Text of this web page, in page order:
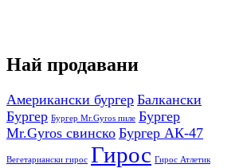
Най продавани
Американски бургер Балкански
Бургер Бургер Mr.Gyros пиле Бургер
Mr.Gyros свинско Бургер АК-47
Вегетариански гирос Гирос Гирос Атлетик